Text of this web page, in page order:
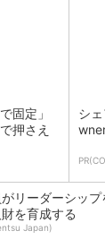
固定」
押さえ
シ
リーダーシッ
を育成する
Japan)